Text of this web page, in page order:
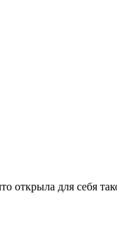
открыла для себя